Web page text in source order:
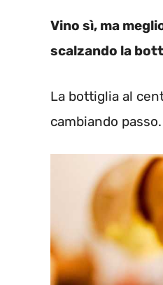
Vino sì, ma
scalzando la
La bottiglia al
cambiando passo.